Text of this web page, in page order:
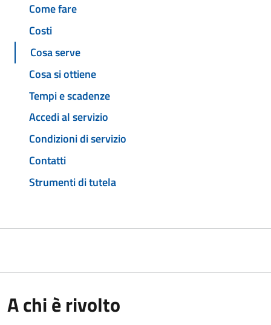
Come fare
Costi
Cosa serve
Cosa si ottiene
Tempi e scadenze
Accedi al servizio
Condizioni di servizio
Contatti
Strumenti di tutela
A chi è rivolto